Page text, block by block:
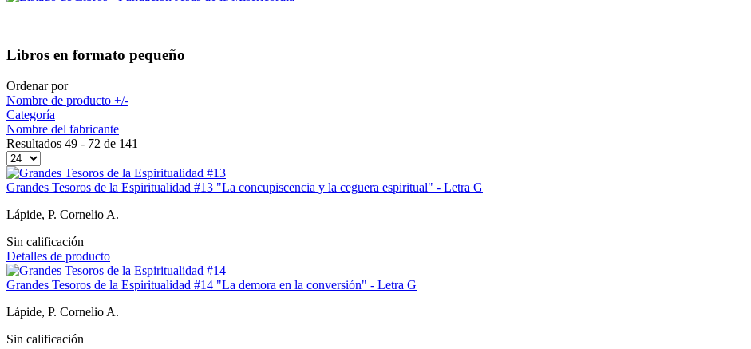
Libros en formato pequeño
Ordenar por
Nombre de producto +/-
Categoría
Nombre del fabricante
Resultados 49 - 72 de 141
Grandes Tesoros de la Espiritualidad #13 "La concupiscencia y la ceguera espiritual" - Letra G
Lápide, P. Cornelio A.
Sin calificación
Detalles de producto
Grandes Tesoros de la Espiritualidad #14 "La demora en la conversión" - Letra G
Lápide, P. Cornelio A.
Sin calificación